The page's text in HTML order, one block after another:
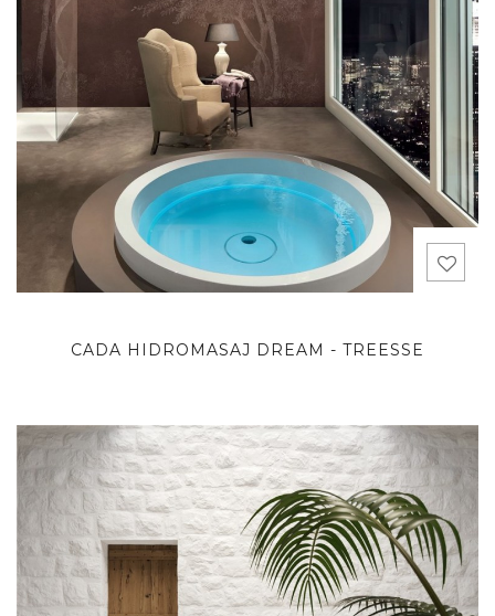
CADA HIDROMASAJ DREAM - TREESSE